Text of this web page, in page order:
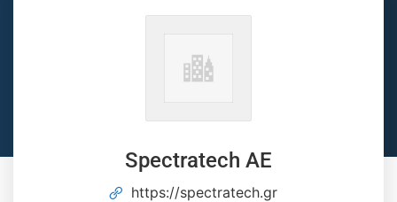
Spectratech AE
https://spectratech.gr